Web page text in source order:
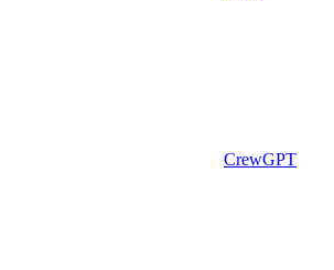
CrewGPT